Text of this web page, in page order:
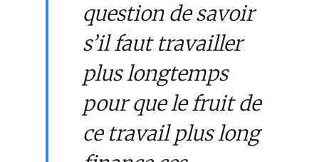
question de savoir
s’il faut travailler
plus longtemps
pour que le fruit de
ce travail plus long